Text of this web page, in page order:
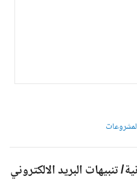
البريد الالكتروني